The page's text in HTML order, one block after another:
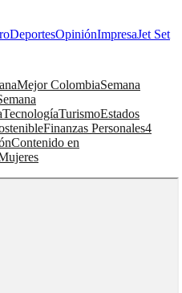
DeportesOpiniónImpresaJet Set
Mejor ColombiaSemana
TecnologíaTurismoEstados
Finanzas Personales4
Contenido en